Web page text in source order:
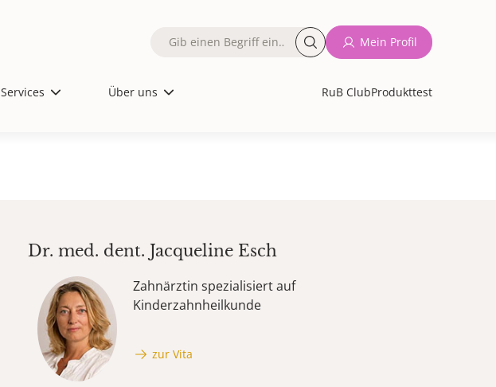
Services Über uns RuB ClubProdukttest
Fulltext
Mein Profil
Dr. med. dent. Jacqueline Esch
Zahnärztin spezialisiert auf
Kinderzahnheilkunde
zur Vita